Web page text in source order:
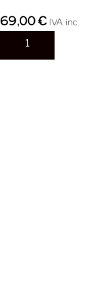
69,00 € IVA inc.
AÑADIR AL CARRITO